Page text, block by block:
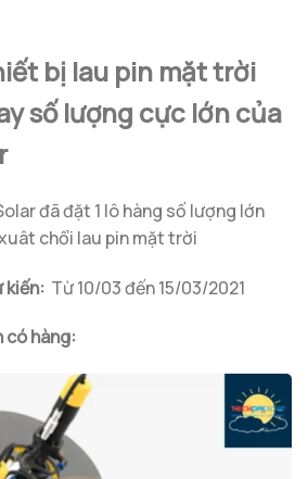
bị lau pin mặt trời
số lượng cực lớn của
đã đặt 1 lô hàng số lượng lớn
chổi lau pin mặt trời
kiến: Từ 10/03 đến 15/03/2021
có hàng: